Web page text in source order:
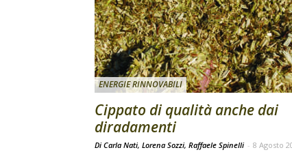
ENERGIE RINNOVABILI
Cippato di qualità anche dai
diradamenti
Di Carla Nati, Lorena Sozzi, Raffaele Spinelli - 8 Agosto